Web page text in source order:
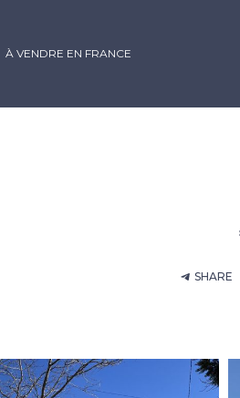
À VENDRE EN FRANCE
SHARE